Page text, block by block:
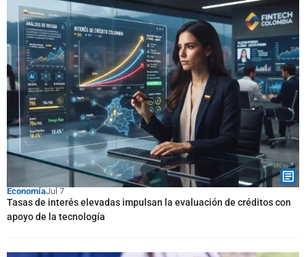
EconomíaJul 7
Tasas de interés elevadas impulsan la evaluación de créditos con
apoyo de la tecnología